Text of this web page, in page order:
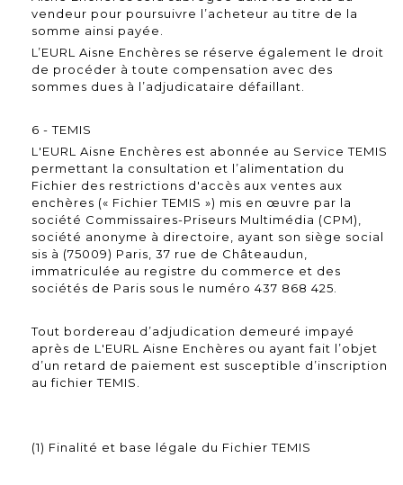
vendeur pour poursuivre l’acheteur au titre de la
somme ainsi payée.
L’EURL Aisne Enchères se réserve également le droit
de procéder à toute compensation avec des
sommes dues à l’adjudicataire défaillant.
6 - TEMIS
L'EURL Aisne Enchères est abonnée au Service TEMIS
permettant la consultation et l’alimentation du
Fichier des restrictions d'accès aux ventes aux
enchères (« Fichier TEMIS ») mis en œuvre par la
société Commissaires-Priseurs Multimédia (CPM),
société anonyme à directoire, ayant son siège social
sis à (75009) Paris, 37 rue de Châteaudun,
immatriculée au registre du commerce et des
sociétés de Paris sous le numéro 437 868 425.
Tout bordereau d’adjudication demeuré impayé
après de L'EURL Aisne Enchères ou ayant fait l’objet
d’un retard de paiement est susceptible d’inscription
au fichier TEMIS.
(1) Finalité et base légale du Fichier TEMIS